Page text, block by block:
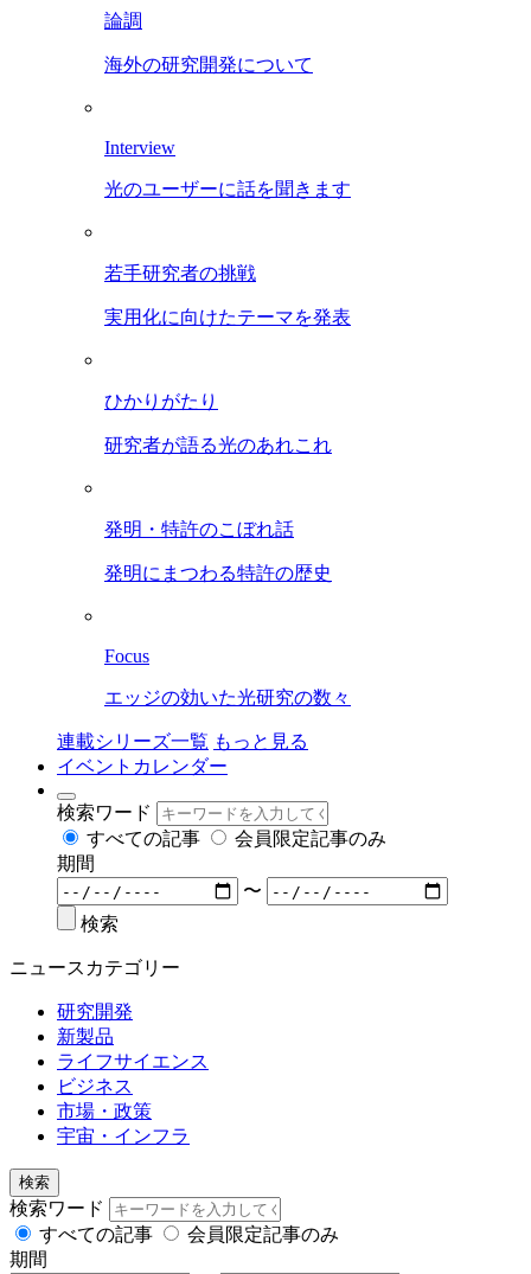
論調
海外の研究開発について
Interview
光のユーザーに話を聞きます
若手研究者の挑戦
実用化に向けたテーマを発表
ひかりがたり
研究者が語る光のあれこれ
発明・特許のこぼれ話
発明にまつわる特許の歴史
Focus
エッジの効いた光研究の数々
連載シリーズ一覧 もっと見る
イベントカレンダー
検索ワード
すべての記事
会員限定記事のみ
期間
〜
検索
ニュースカテゴリー
研究開発
新製品
ライフサイエンス
ビジネス
市場・政策
宇宙・インフラ
検索
検索ワード
すべての記事
会員限定記事のみ
期間